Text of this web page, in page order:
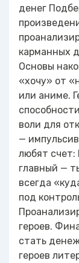
денег
карманных
Основы
«хочу» от
или аниме.
воли для
—
любят счет:
главный —
всегда
под
героев.
стать
героев